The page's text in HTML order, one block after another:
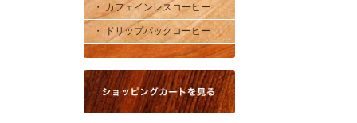
・ カフェインレスコーヒー
・ ドリップパックコーヒー